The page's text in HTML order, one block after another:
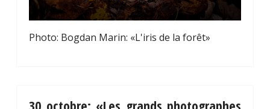
Photo: Bogdan Marin: «L'iris de la forêt»
30 octobre: «Les grands photographes